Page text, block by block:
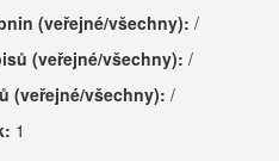
(veřejné/všechny): /
(veřejné/všechny): /
(veřejné/všechny): /
1